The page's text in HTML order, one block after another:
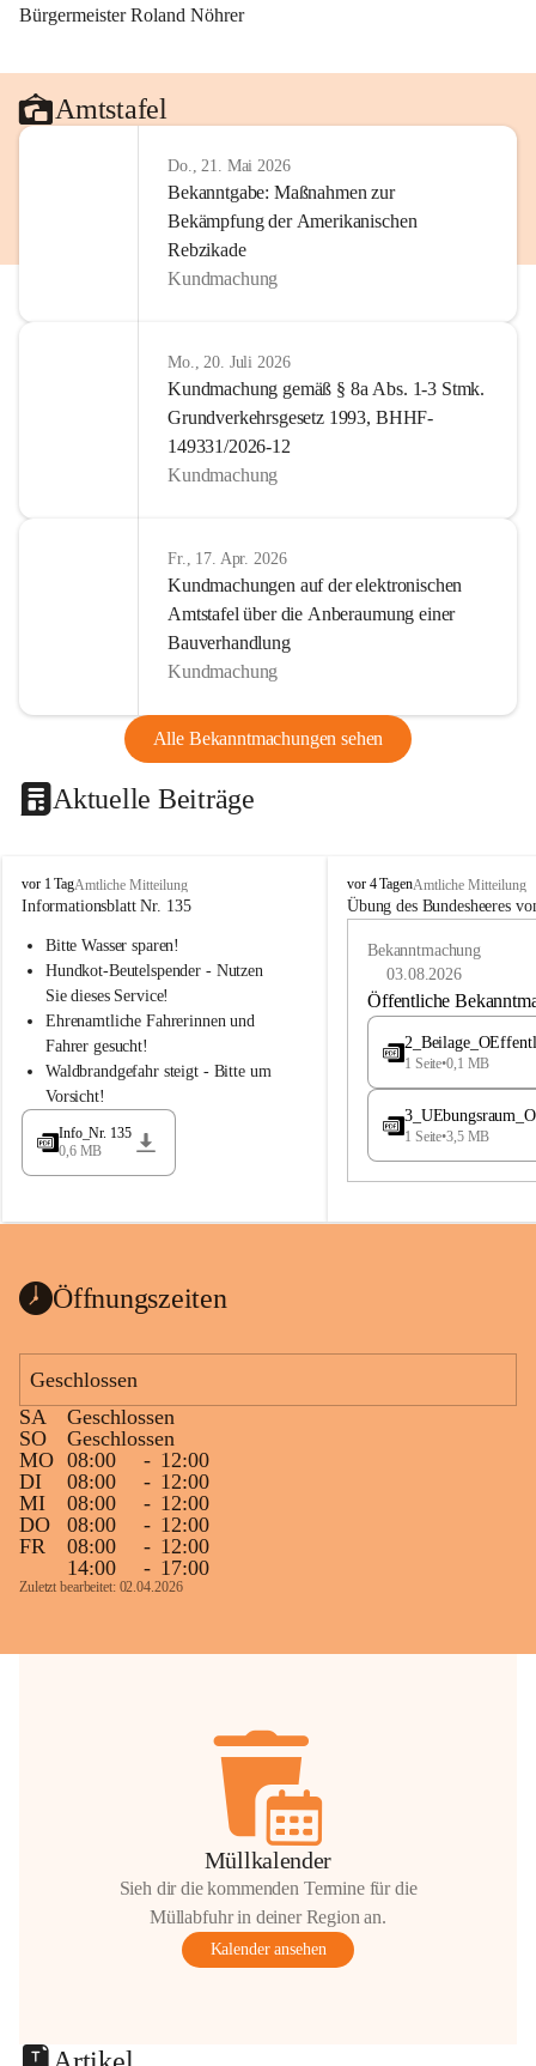
Bürgermeister Roland Nöhrer
Amtstafel
Do., 21. Mai 2026
Bekanntgabe: Maßnahmen zur
Bekämpfung der Amerikanischen
Rebzikade
Kundmachung
Mo., 20. Juli 2026
Kundmachung gemäß § 8a Abs. 1-3 Stmk.
Grundverkehrsgesetz 1993, BHHF-
149331/2026-12
Kundmachung
Fr., 17. Apr. 2026
Kundmachungen auf der elektronischen
Amtstafel über die Anberaumung einer
Bauverhandlung
Kundmachung
Alle Bekanntmachungen sehen
Aktuelle Beiträge
B
u
h
a
d
l
a
vor 1 TagAmtliche Mitteilung
Informationsblatt Nr. 135
Bitte Wasser sparen!
Hundkot-Beutelspender - Nutzen
Sie dieses Service!
Ehrenamtliche Fahrerinnen und
Fahrer gesucht!
Waldbrandgefahr steigt - Bitte um
Vorsicht!
Info_Nr. 135
0,6 MB
B
u
e
a
vor 4 TagenAmtliche Mitteilung
Übung des Bundesheeres
Bekanntmachung
03.08.2026
Öffentliche
1 Seite•0,1 MB
1 Seite•3,5 MB
Öffnungszeiten
Geschlossen
SA
Geschlossen
SO
Geschlossen
MO 08:00 - 12:00
DI
08:00 - 12:00
MI
08:00 - 12:00
DO
08:00 - 12:00
FR
08:00 - 12:00
14:00
- 17:00
Zuletzt bearbeitet: 02.04.2026
Müllkalender
Sieh dir die kommenden Termine für die
Müllabfuhr in deiner Region an.
Kalender ansehen